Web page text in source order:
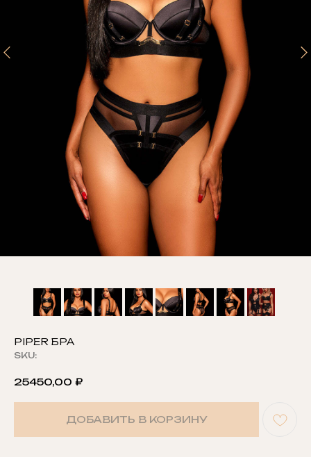
PIPER БРА
SKU:
25450,00 ₽
ДОБАВИТЬ В КОРЗИНУ